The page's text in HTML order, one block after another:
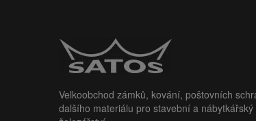
Velkoobchod zámků, kování, poštovních
dalšího materiálu pro stavební a nábytkářský